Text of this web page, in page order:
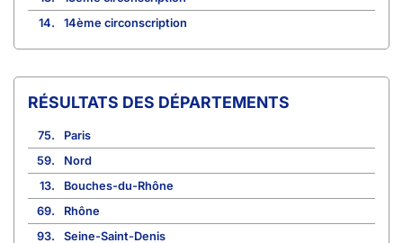
14.
14ème circonscription
RÉSULTATS DES DÉPARTEMENTS
75.
Paris
59.
Nord
13.
Bouches-du-Rhône
69.
Rhône
93.
Seine-Saint-Denis